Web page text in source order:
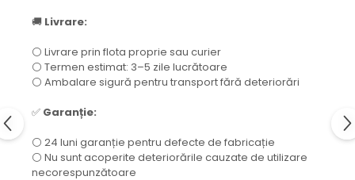
🚚 Livrare:
⚪ Livrare prin flota proprie sau curier
⚪ Termen estimat: 3–5 zile lucrătoare
⚪ Ambalare sigură pentru transport fără deteriorări
✅ Garanție:
⚪ 24 luni garanție pentru defecte de fabricație
⚪ Nu sunt acoperite deteriorările cauzate de utilizare
necorespunzătoare